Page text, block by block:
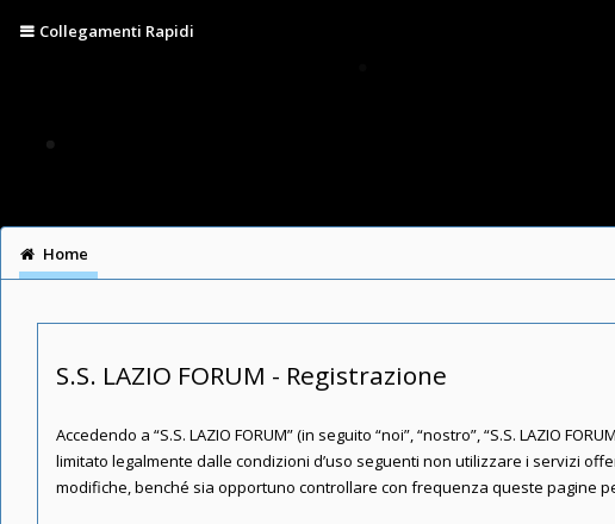
Collegamenti Rapidi
Home
S.S. LAZIO FORUM - Registrazione
Accedendo a “S.S. LAZIO FORUM” (in seguito “noi”, “nostro”, “S.S. LAZIO
limitato legalmente dalle condizioni d’uso seguenti non utilizzare i servizi
modifiche, benché sia opportuno controllare con frequenza queste pagine